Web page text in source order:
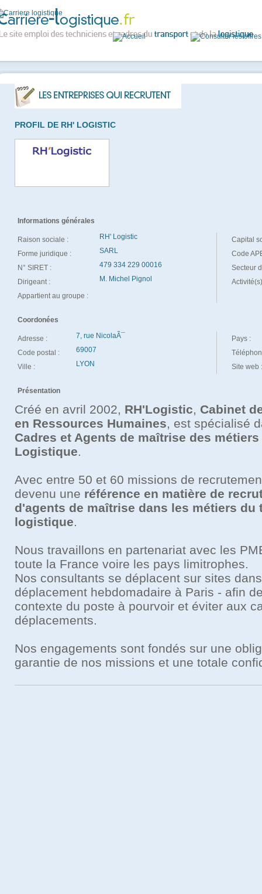
PROFIL DE RH' LOGISTIC
Informations générales
Raison sociale : RH' Logistic
Forme juridique : SARL
N° SIRET : 479 334 229 00016
Dirigeant : M. Michel Pignol
Appartient au groupe :
Capital
Code
Secteur
Coordonées
Adresse : 7, rue NicolaÃ¯
Code postal : 69007
Ville : LYON
Pays :
Site web :
Présentation
Créé en avril 2002, RH'Logistic, Cabinet
en Ressources Humaines, est spécialisé
Cadres et Agents de maîtrise des
Logistique.
Avec entre 50 et 60 missions de
devenu une référence en matière de
d'agents de maîtrise dans les métiers du
logistique.
Nous travaillons en partenariat avec les
toute la France voire les pays limitrophes.
Nos consultants se déplacent sur sites
déplacement hebdomadaire à Paris - afin
contexte du poste à pourvoir et éviter aux
déplacements.
Nos engagements sont fondés sur une
garantie de nos missions et une totale